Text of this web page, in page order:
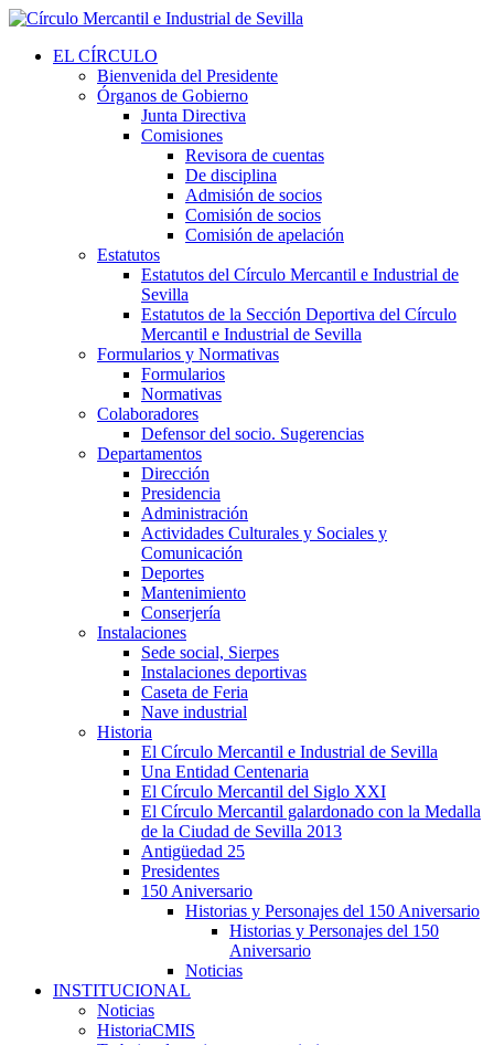
EL CÍRCULO
Bienvenida del Presidente
Órganos de Gobierno
Junta Directiva
Comisiones
Revisora de cuentas
De disciplina
Admisión de socios
Comisión de socios
Comisión de apelación
Estatutos
Estatutos del Círculo Mercantil e Industrial de
Sevilla
Estatutos de la Sección Deportiva del Círculo
Mercantil e Industrial de Sevilla
Formularios y Normativas
Formularios
Normativas
Colaboradores
Defensor del socio. Sugerencias
Departamentos
Dirección
Presidencia
Administración
Actividades Culturales y Sociales y
Comunicación
Deportes
Mantenimiento
Conserjería
Instalaciones
Sede social, Sierpes
Instalaciones deportivas
Caseta de Feria
Nave industrial
Historia
El Círculo Mercantil e Industrial de Sevilla
Una Entidad Centenaria
El Círculo Mercantil del Siglo XXI
El Círculo Mercantil galardonado con la Medalla
de la Ciudad de Sevilla 2013
Antigüedad 25
Presidentes
150 Aniversario
Historias y Personajes del 150 Aniversario
Historias y Personajes del 150
Aniversario
Noticias
INSTITUCIONAL
Noticias
HistoriaCMIS